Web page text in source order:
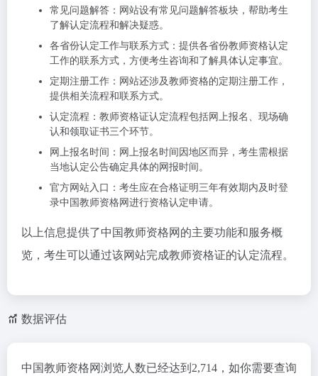
常见问题解答：网站设有常见问题解答板块，帮助考生
了解认定流程和解决疑惑。
各省份认定工作与联系方式：提供各省份教师资格认定
工作的联系方式，方便考生咨询和了解具体认定事宜。
定期注册工作：网站还涉及教师资格的定期注册工作，
提供相关流程和联系方式。
认定流程：教师资格证认定流程包括网上报名、现场确
认和领取证书三个环节。
网上报名时间：网上报名时间因地区而异，考生需根据
当地认定公告确定具体的网报时间。
官方网站入口：考生应在合格证明三年有效期内及时登
录中国教师资格网进行资格认定申请。
以上信息提供了中国教师资格网的主要功能和服务概
览，考生可以通过该网站完成教师资格证的认定流程。
数据评估
中国教师资格网浏览人数已经达到2,714，如你需要查询